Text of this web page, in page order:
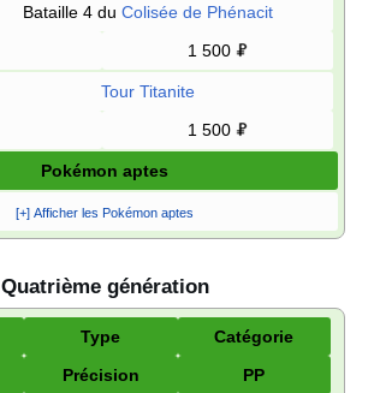
Bataille 4 du Colisée de Phénacit
1 500
Tour Titanite
1 500
Pokémon aptes
[+] Afficher les Pokémon aptes
Quatrième génération
Type
Catégorie
Précision
PP